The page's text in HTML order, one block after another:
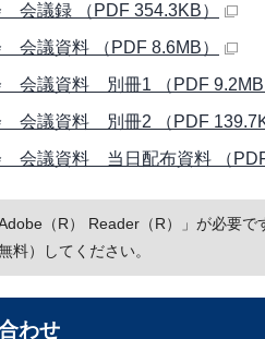
議録 （PDF 354.3KB）
議資料 （PDF 8.6MB）
会議資料 別冊1 （PDF
会議資料 別冊2 （PDF
会議資料 当日配布資料 （
（R） Reader（R）」が必要で
料）してください。
わせ